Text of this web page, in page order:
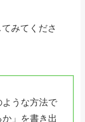
みてくださ
ような方法で
」を書き出